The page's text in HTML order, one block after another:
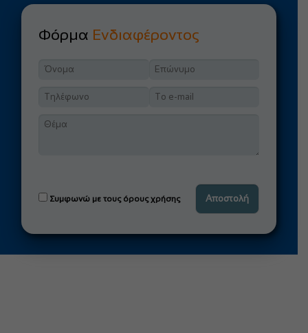
Φόρμα Ενδιαφέροντος
Συμφωνώ με τους όρους χρήσης